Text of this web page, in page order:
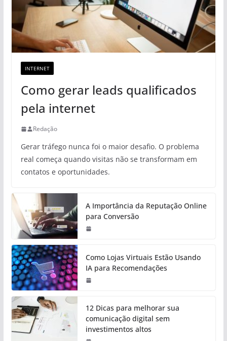
INTERNET
Como gerar leads qualificados
pela internet
Redação
Gerar tráfego nunca foi o maior desafio. O problema
real começa quando visitas não se transformam em
contatos e oportunidades.
A Importância da Reputação Online
para Conversão
Como Lojas Virtuais Estão Usando
IA para Recomendações
12 Dicas para melhorar sua
comunicação digital sem
investimentos altos